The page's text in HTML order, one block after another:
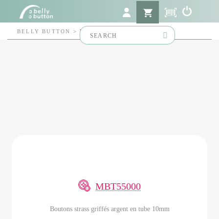
BELLY BUTTON >MBT55000
MBT55000
Boutons strass griffés argent en tube 10mm